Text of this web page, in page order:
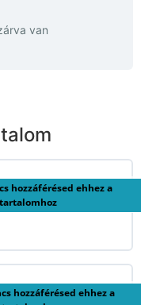
van
hozzáférésed ehhez a
tartalomhoz
hozzáférésed ehhez a